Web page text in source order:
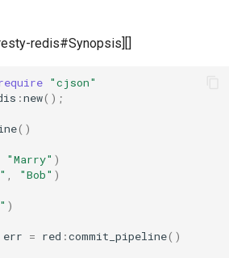
redis#Synopsis][]
"cjson"
:new();
()
"Marry" )
"Bob" )
)
err = red :commit_pipeline()